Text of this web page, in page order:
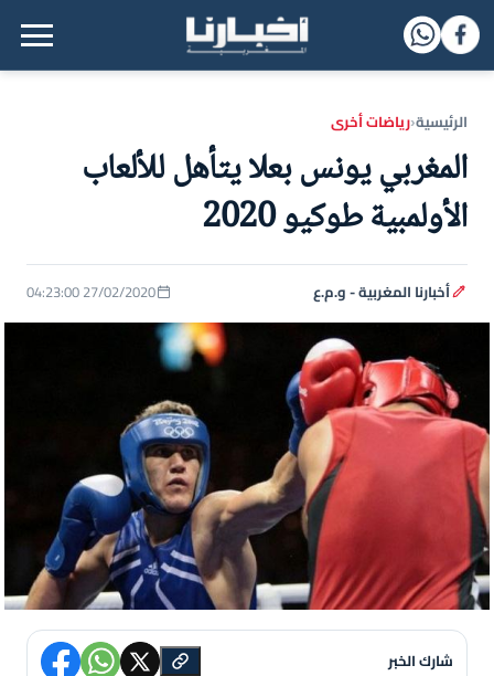
القائمة الرئيسية
الرئيسية‹رياضات أخرى
المغربي يونس بعلا يتأهل للألعاب
الأولمبية طوكيو 2020
أخبارنا المغربية - و.م.ع 27/02/2020 04:23:00
شارك الخبر